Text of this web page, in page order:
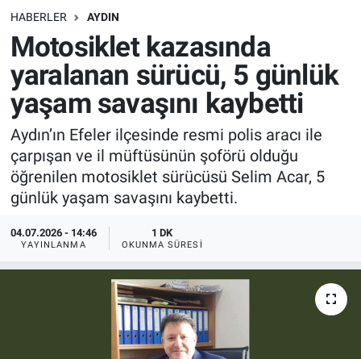
HABERLER AYDIN
Motosiklet kazasında
yaralanan sürücü, 5 günlük
yaşam savaşını kaybetti
Aydın’ın Efeler ilçesinde resmi polis aracı ile
çarpışan ve il müftüsünün şoförü olduğu
öğrenilen motosiklet sürücüsü Selim Acar, 5
günlük yaşam savaşını kaybetti.
04.07.2026 - 14:46
YAYINLANMA
1 DK
OKUNMA SÜRESI